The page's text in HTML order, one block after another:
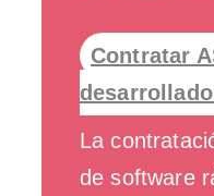
Contratar
La
de software